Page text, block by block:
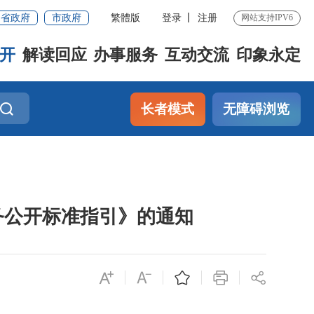
省政府 市政府 繁體版 登录 注册 网站支持IPV6
解读回应 办事服务 互动交流 印象永定
长者模式 无障碍浏览
开标准指引》的通知